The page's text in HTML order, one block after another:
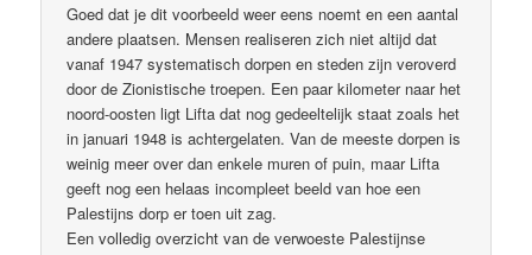
Goed dat je dit voorbeeld weer eens noemt en een aantal
andere plaatsen. Mensen realiseren zich niet altijd dat
vanaf 1947 systematisch dorpen en steden zijn veroverd
door de Zionistische troepen. Een paar kilometer naar het
noord-oosten ligt Lifta dat nog gedeeltelijk staat zoals het
in januari 1948 is achtergelaten. Van de meeste dorpen is
weinig meer over dan enkele muren of puin, maar Lifta
geeft nog een helaas incompleet beeld van hoe een
Palestijns dorp er toen uit zag.
Een volledig overzicht van de verwoeste Palestijnse